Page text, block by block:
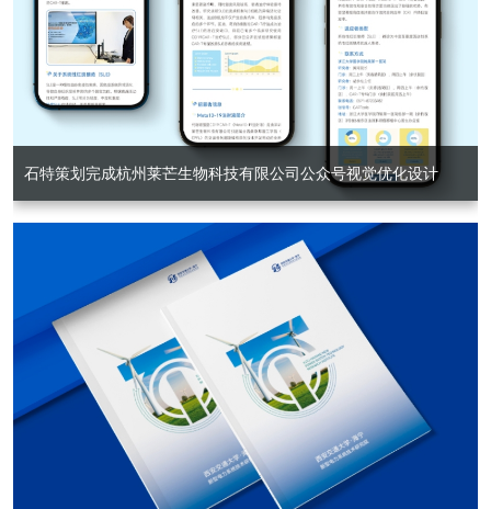
石特策划完成杭州莱芒生物科技有限公司公众号视觉优化设计